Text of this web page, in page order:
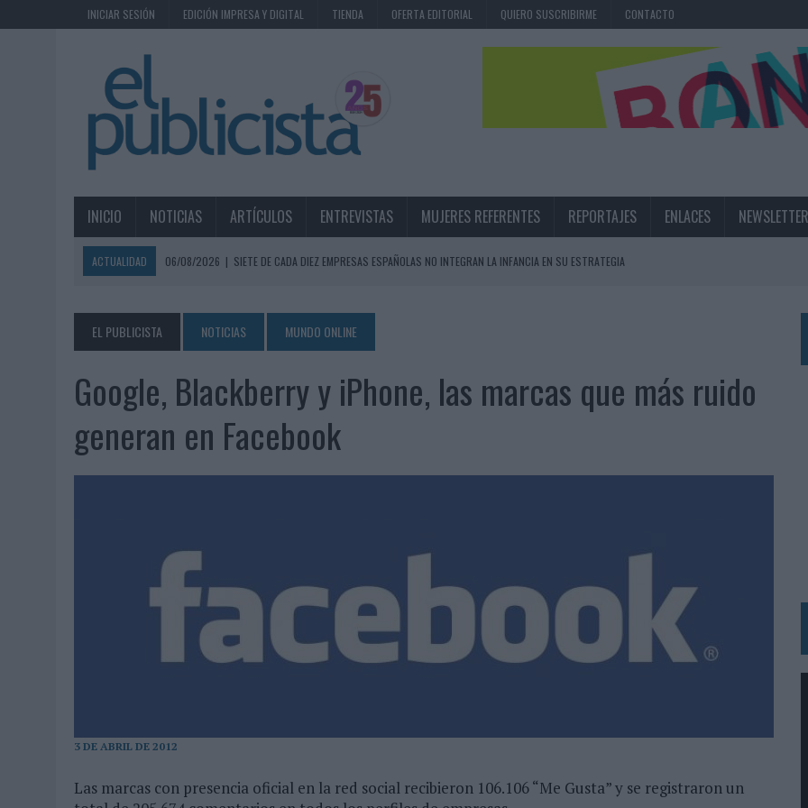
INICIAR SESIÓN EDICIÓN IMPRESA Y DIGITAL TIENDA OFERTA EDITORIAL QUIERO SUSCRIBIRME CONTACTO
INICIO NOTICIAS ARTÍCULOS ENTREVISTAS MUJERES REFERENTES REPORTAJES ENLACES NEWSLETTER
ACTUALIDAD 06/08/2026 | SIETE DE CADA DIEZ EMPRESAS ESPAÑOLAS NO INTEGRAN LA INFANCIA EN SU ESTRATEGIA
06/08/2026 | EL USO DE LA IA GENERATIVA ALCANZA YA AL 62% DE LOS ESPAÑOLES
06/08/2026
SYSTEM1 NOMBRA A KIMBERLY BASTONI COMO NUEVA DIRECTORA COMERCIAL GLOBAL
06/08/2026 | FRIGO Y UNIQLO LANZAN UNA COLECCIÓN PERSONALIZABLE INSPIRADA EN CORNETTO, CALIPPO Y SOLERO
06/08/2026
|
LA IA ESTÁ SUBIENDO EL LISTÓN DE LA CREATIVIDAD
LUIS ARQUILLOS (BURGO DE ARIAS): “LA CONSTRUCCIÓN DE MARCA A LARGO PLAZO Y LA MEDICIÓN SON DOS CARAS DE LA MISMA
‘EL PARAÍSO MÁS CERCA’, DE 22GRADOS PARA LOPESAN HOTELS & RESORTS
‘LA ÚNICA CERVEZA DEL MUNDO QUE SE DISFRUTA DOS VECES’, DE INUSUALY PARA CERVEZA CAPAZ
04/08/2026 | BABARIA Y MAXIBON SON ‘EL MATCH PERFECTO DEL VERANO’
03/08/2026
‘VUELVE EL FÚTBOL. VUELVE A SOÑAR’, DE VML PARA MOVISTAR
EL PUBLICISTA NOTICIAS MUNDO ONLINE
Google, Blackberry y iPhone, las marcas que más ruido
generan en Facebook
3 DE ABRIL DE 2012
Las marcas con presencia oficial en la red social recibieron 106.106 “Me Gusta” y se registraron un